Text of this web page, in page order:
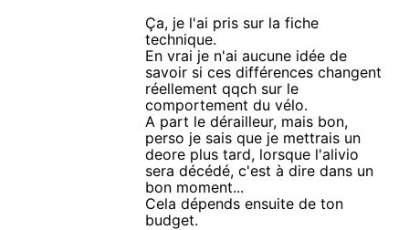
Ça, je l'ai pris sur la fiche
technique.
En vrai je n'ai aucune idée de
savoir si ces différences changent
réellement qqch sur le
comportement du vélo.
A part le dérailleur, mais bon,
perso je sais que je mettrais un
deore plus tard, lorsque l'alivio
sera décédé, c'est à dire dans un
bon moment...
Cela dépends ensuite de ton
budget.